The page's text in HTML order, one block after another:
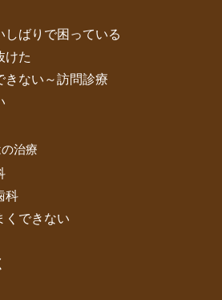
しばりで困っている
けた
きない～訪問診療
治療
科
くできない